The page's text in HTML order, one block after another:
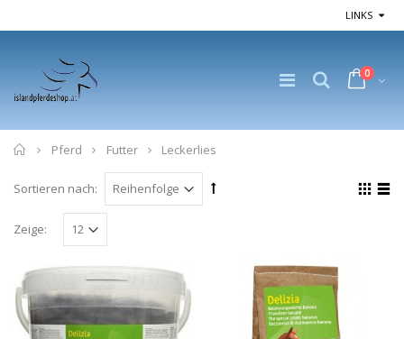
LINKS
0
Home
Pferd Futter Leckerlies
Sortieren nach:
Zeige: